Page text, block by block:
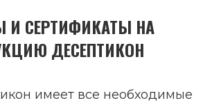
И СЕРТИФИКАТЫ НА
ДЕСЕПТИКОН
имеет все необходимые